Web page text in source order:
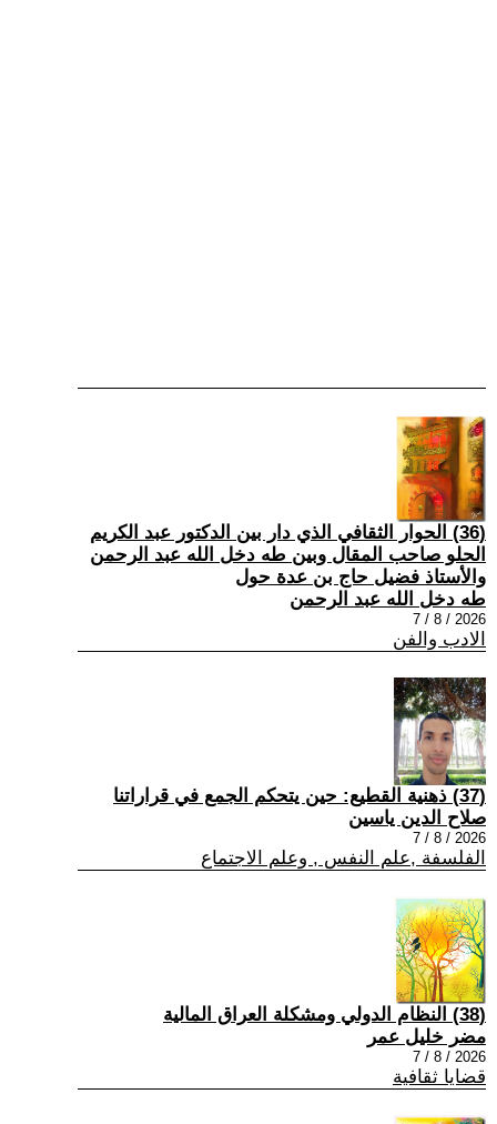
(36) الحوار الثقافي الذي دار بين الدكتور عبد الكريم
الحلو صاحب المقال وبين طه دخل الله عبد الرحمن
والأستاذ فضيل حاج بن عدة حول
طه دخل الله عبد الرحمن
2026 / 8 / 7
الادب والفن
(37) ذهنية القطيع: حين يتحكم الجمع في قراراتنا
صلاح الدين ياسين
2026 / 8 / 7
الفلسفة ,علم النفس , وعلم الاجتماع
(38) النظام الدولي ومشكلة العراق المالية
مضر خليل عمر
2026 / 8 / 7
قضايا ثقافية